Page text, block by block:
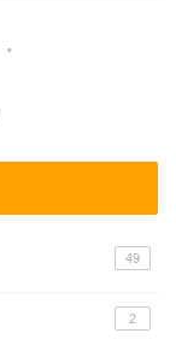
49
2